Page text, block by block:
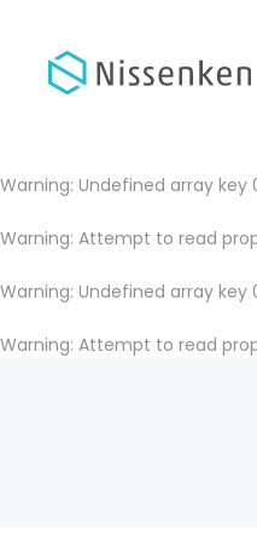
Warning: Undefined array key
Warning: Attempt to read
Warning: Undefined array key
Warning: Attempt to read